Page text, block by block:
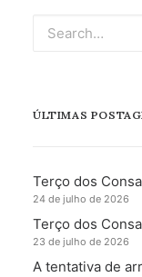
ÚLTIMAS
Terço dos
24 de julho de 2026
Terço dos
23 de julho de 2026
A tentativa de